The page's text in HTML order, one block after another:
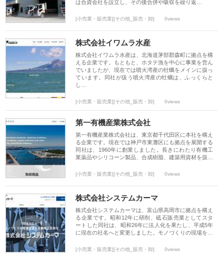
は合資会社を設立し、その後合併や吸収を繰り返…
[小売業・販売業][その他_販売・卸] 0views
株式会社イワムラ水産
株式会社イワムラ水産は、北海道茅部郡森町に拠点を構
える企業です。もともと、ホタテ漁を中心に事業を営ん
でいましたが、現在では噴火湾産の牡蠣をメインに扱っ
ています。同社が扱う噴火湾産の牡蠣は、ふっくらと
し…
[小売業・販売業][その他_販売・卸] 0views
第一有機産業株式会社
第一有機産業株式会社は、東京都千代田区に本社を構え
る企業です。現在では神戸市東灘区にも拠点を展開する
同社は、1960年に創業しました。長きにわたり有機工
業薬品やシリコーン製品、合成樹脂、建築用資材を扱…
[小売業・販売業][その他_販売・卸] 0views
株式会社システムカーマ
株式会社システムカーマは、富山県高岡市に拠点を構え
る企業です。昭和12年に研削、砥石販売業としてスタ
ートした同社は、昭和26年に法人化を果たし、平成5年
に現在の社名へと変更しました。モノづくりの現場を…
[小売業・販売業][その他_販売・卸] 0views